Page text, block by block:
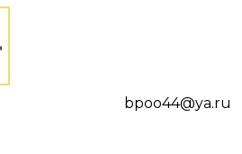
bpoo44@ya.ru
visibility